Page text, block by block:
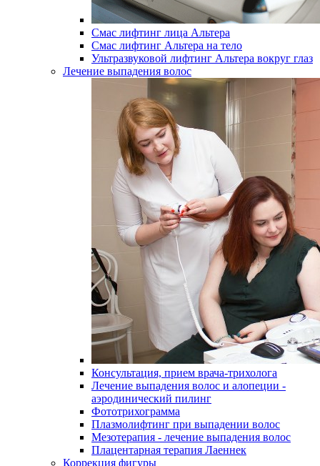
Смас лифтинг лица Альтера
Смас лифтинг Альтера на тело
Ультразвуковой лифтинг Альтера вокруг глаз
Лечение выпадения волос
Консультация, прием врача-трихолога
Лечение выпадения волос и алопеции -
аэродинический пилинг
Фототрихограмма
Плазмолифтинг при выпадении волос
Мезотерапия - лечение выпадения волос
Плацентарная терапия Лаеннек
Коррекция фигуры